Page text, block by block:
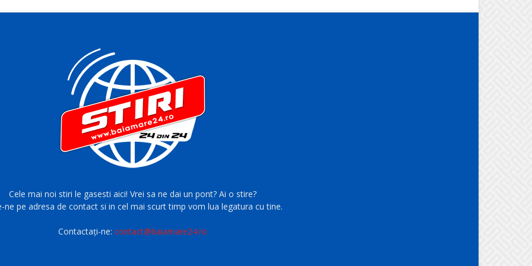
Cele mai noi stiri le gasesti aici! Vrei sa ne dai un pont? Ai o stire?
ne pe adresa de contact si in cel mai scurt timp vom lua legatura cu tine.
Contactați-ne:contact@baiamare24.ro